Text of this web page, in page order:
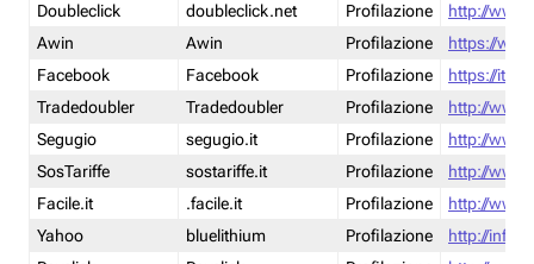
Doubleclick
doubleclick.net Profilazione
http://
Awin
Awin Profilazione
https://
Facebook
Facebook Profilazione
https://it-
Tradedoubler
Tradedoubler Profilazione
http://
Segugio
segugio.it Profilazione
http://
SosTariffe
sostariffe.it Profilazione
http://
Facile.it
.facile.it Profilazione
http://
Yahoo
bluelithium Profilazione
http://